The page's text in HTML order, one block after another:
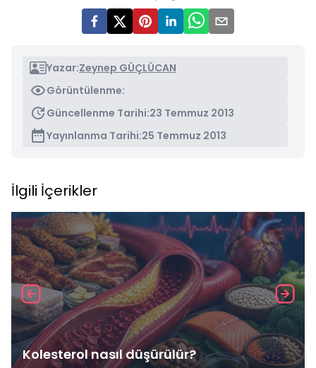
Yazar:Zeynep GÜÇLÜCAN
Görüntülenme:
Güncellenme Tarihi:23 Temmuz 2013
Yayınlanma Tarihi:25 Temmuz 2013
İlgili İçerikler
Kolesterol nasıl düşürülür?